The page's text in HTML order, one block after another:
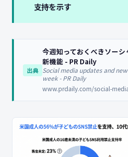
支持を示す
出典
今週知っておくべきソー
新機能 - PR Daily
Social media updates and
week - PR Daily